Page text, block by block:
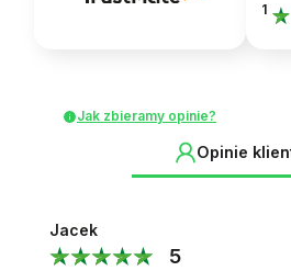
1
Jak zbieramy opinie?
Opinie
Jacek
5